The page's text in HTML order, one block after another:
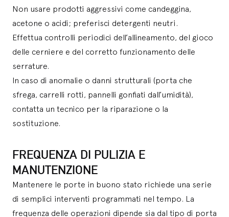
Non usare prodotti aggressivi come candeggina,
acetone o acidi; preferisci detergenti neutri.
Effettua controlli periodici dell’allineamento, del gioco
delle cerniere e del corretto funzionamento delle
serrature.
In caso di anomalie o danni strutturali (porta che
sfrega, carrelli rotti, pannelli gonfiati dall’umidità),
contatta un tecnico per la riparazione o la
sostituzione.
FREQUENZA DI PULIZIA E
MANUTENZIONE
Mantenere le porte in buono stato richiede una serie
di semplici interventi programmati nel tempo. La
frequenza delle operazioni dipende sia dal tipo di porta